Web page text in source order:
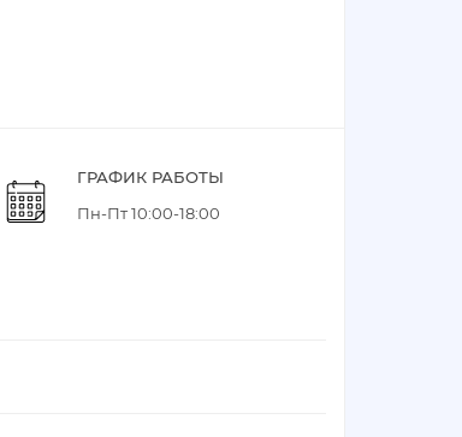
ГРАФИК РАБОТЫ
Пн-Пт 10:00-18:00